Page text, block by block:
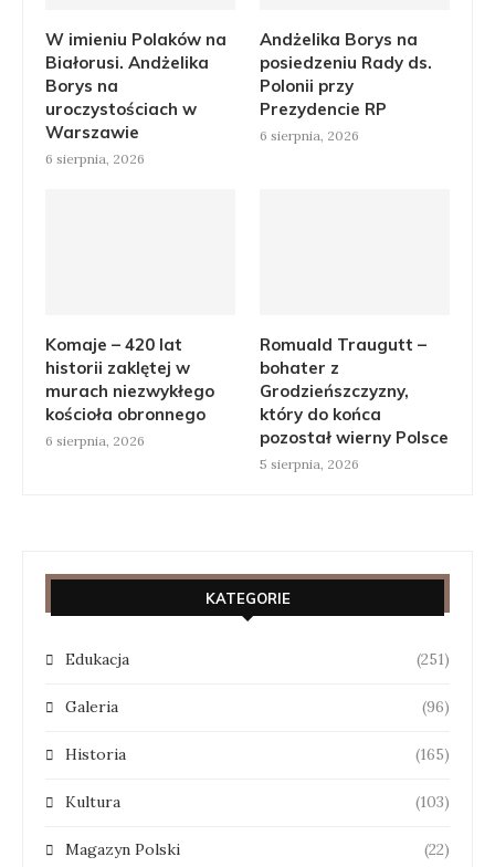
W imieniu Polaków na
Białorusi. Andżelika
Borys na
uroczystościach w
Warszawie
6 sierpnia, 2026
Andżelika Borys na
posiedzeniu Rady ds.
Polonii przy
Prezydencie RP
6 sierpnia, 2026
Komaje – 420 lat
historii zaklętej w
murach niezwykłego
kościoła obronnego
6 sierpnia, 2026
Romuald Traugutt –
bohater z
Grodzieńszczyzny,
który do końca
pozostał wierny Polsce
5 sierpnia, 2026
KATEGORIE
Edukacja (251)
Galeria (96)
Historia (165)
Kultura (103)
Magazyn Polski (22)